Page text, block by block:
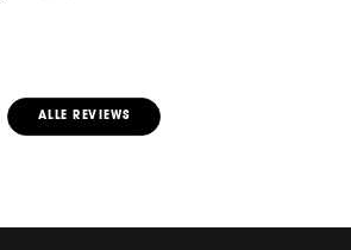
ALLE REVIEWS